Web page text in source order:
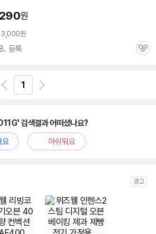
원
3,000원
등록
관
1
검색결과 어떠셨나요?
요
아쉬워요
광고